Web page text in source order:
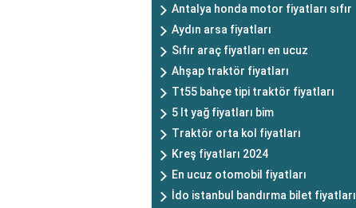
Antalya honda motor fiyatları sıfır
Aydın arsa fiyatları
Sıfır araç fiyatları en ucuz
Ahşap traktör fiyatları
Tt55 bahçe tipi traktör fiyatları
5 lt yağ fiyatları bim
Traktör orta kol fiyatları
Kreş fiyatları 2024
En ucuz otomobil fiyatları
İdo istanbul bandırma bilet fiyatları